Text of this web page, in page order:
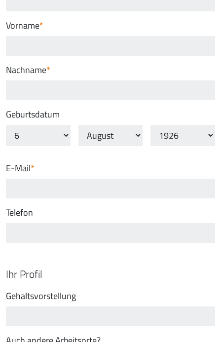
Vorname
Nachname
Geburtsdatum
E-Mail
Telefon
Ihr Profil
Gehaltsvorstellung